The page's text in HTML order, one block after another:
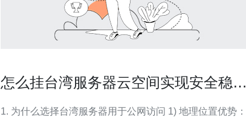
怎么挂台湾服务器云空间实现安全稳定
1. 为什么选择台湾服务器用于公网访问 1) 地理位置优势：